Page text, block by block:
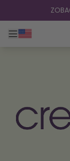
Przejdź do treści
Przełącz